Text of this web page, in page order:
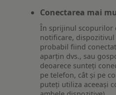
Conectarea mai
În sprijinul scopurilor
notificare,
probabil fiind
aparțin dvs., sau
deoarece sunteți
pe telefon, cât și pe
puteți utiliza aceeași